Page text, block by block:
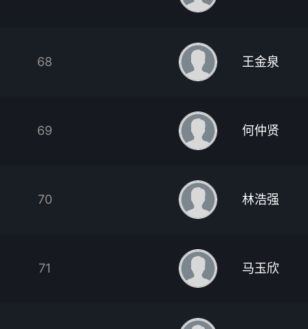
68 王金泉
69 何仲贤
70 林浩强
71 马玉欣